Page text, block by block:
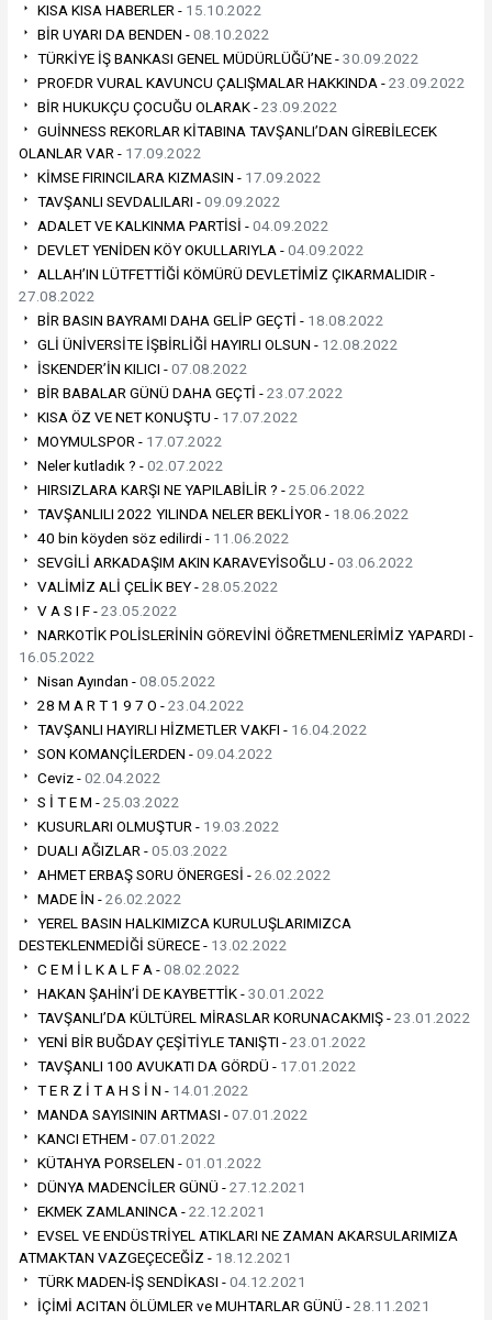
KISA KISA HABERLER - 15.10.2022
BİR UYARI DA BENDEN -08.10.2022
TÜRKİYE İŞ BANKASI GENEL MÜDÜRLÜĞÜ’NE -30.09.2022
PROF.DR VURAL KAVUNCU ÇALIŞMALAR HAKKINDA -23.09.2022
BİR HUKUKÇU ÇOCUĞU OLARAK -23.09.2022
GUİNNESS REKORLAR KİTABINA TAVŞANLI’DAN GİREBİLECEK
OLANLAR VAR - 17.09.2022
KİMSE FIRINCILARA KIZMASIN - 17.09.2022
TAVŞANLI SEVDALILARI -09.09.2022
ADALET VE KALKINMA PARTİSİ -04.09.2022
DEVLET YENİDEN KÖY OKULLARIYLA -04.09.2022
ALLAH’IN LÜTFETTİĞİ KÖMÜRÜ DEVLETİMİZ ÇIKARMALIDIR -
27.08.2022
BİR BASIN BAYRAMI DAHA GELİP GEÇTİ - 18.08.2022
GLİ ÜNİVERSİTE İŞBİRLİĞİ HAYIRLI OLSUN - 12.08.2022
İSKENDER’İN KILICI -07.08.2022
BİR BABALAR GÜNÜ DAHA GEÇTİ -23.07.2022
KISA ÖZ VE NET KONUŞTU - 17.07.2022
MOYMULSPOR - 17.07.2022
Neler kutladık ? -02.07.2022
HIRSIZLARA KARŞI NE YAPILABİLİR ? -25.06.2022
TAVŞANLILI 2022 YILINDA NELER BEKLİYOR - 18.06.2022
40 bin köyden söz edilirdi - 11.06.2022
SEVGİLİ ARKADAŞIM AKIN KARAVEYİSOĞLU -03.06.2022
VALİMİZ ALİ ÇELİK BEY -28.05.2022
V A S I F -23.05.2022
NARKOTİK POLİSLERİNİN GÖREVİNİ ÖĞRETMENLERİMİZ YAPARDI -
16.05.2022
Nisan Ayından -08.05.2022
28 M A R T 1 9 7 O -23.04.2022
TAVŞANLI HAYIRLI HİZMETLER VAKFI - 16.04.2022
SON KOMANÇİLERDEN -09.04.2022
Ceviz -02.04.2022
S İ T E M -25.03.2022
KUSURLARI OLMUŞTUR - 19.03.2022
DUALI AĞIZLAR -05.03.2022
AHMET ERBAŞ SORU ÖNERGESİ -26.02.2022
MADE İN -26.02.2022
YEREL BASIN HALKIMIZCA KURULUŞLARIMIZCA
DESTEKLENMEDİĞİ SÜRECE - 13.02.2022
C E M İ L K A L F A -08.02.2022
HAKAN ŞAHİN’İ DE KAYBETTİK -30.01.2022
TAVŞANLI’DA KÜLTÜREL MİRASLAR KORUNACAKMIŞ -23.01.2022
YENİ BİR BUĞDAY ÇEŞİTİYLE TANIŞTI -23.01.2022
TAVŞANLI 100 AVUKATI DA GÖRDÜ - 17.01.2022
T E R Z İ T A H S İ N - 14.01.2022
MANDA SAYISININ ARTMASI -07.01.2022
KANCI ETHEM -07.01.2022
KÜTAHYA PORSELEN -01.01.2022
DÜNYA MADENCİLER GÜNÜ -27.12.2021
EKMEK ZAMLANINCA -22.12.2021
EVSEL VE ENDÜSTRİYEL ATIKLARI NE ZAMAN AKARSULARIMIZA
ATMAKTAN VAZGEÇECEĞİZ - 18.12.2021
TÜRK MADEN-İŞ SENDİKASI -04.12.2021
İÇİMİ ACITAN ÖLÜMLER ve MUHTARLAR GÜNÜ -28.11.2021